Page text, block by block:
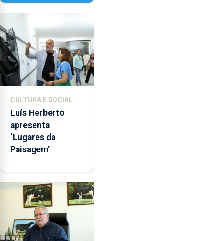
Senhora da
CULTURA E SOCIAL
Luís Herberto
apresenta
‘Lugares da
Paisagem’